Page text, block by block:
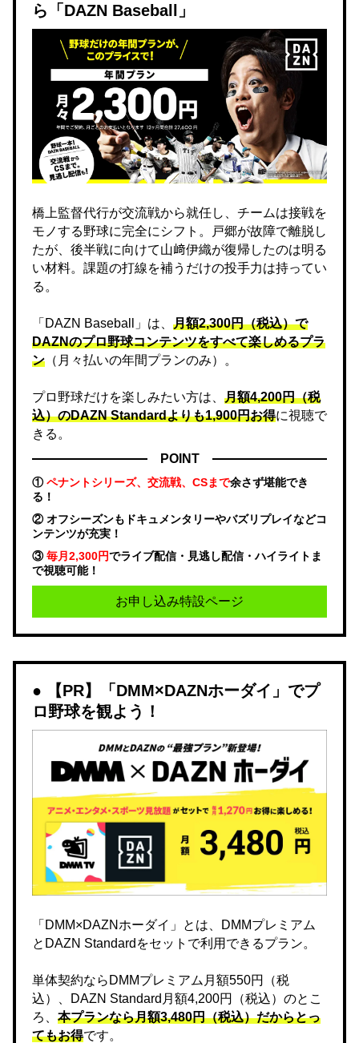
ら「DAZN Baseball」
橋上監督代行が交流戦から就任し、チームは接戦を
モノする野球に完全にシフト。戸郷が故障で離脱し
たが、後半戦に向けて山﨑伊織が復帰したのは明る
い材料。課題の打線を補うだけの投手力は持ってい
る。
「DAZN Baseball」は、 月額2,300円（税込）で
DAZNのプロ野球コンテンツをすべて楽しめるプラ
ン （月々払いの年間プランのみ）。
プロ野球だけを楽しみたい方は、 月額4,200円（税
込）のDAZN Standard​よりも1,900円お得に視聴で
きる。
POINT
①ペナントシリーズ、交流戦、CSまで余さず堪能でき
る！
② オフシーズンもドキュメンタリーやバズリプレイなどコ
ンテンツが充実！
③毎月2,300円でライブ配信・見逃し配信・ハイライトま
で視聴可能！
お申し込み特設ページ
【PR】「DMM×DAZNホーダイ」でプ
ロ野球を観よう！
「DMM×DAZNホーダイ」とは、DMMプレミアム
とDAZN Standardをセットで利用できるプラン。
単体契約ならDMMプレミアム月額550円（税
込）、DAZN Standard月額4,200円（税込）のとこ
ろ、 本プランなら月額3,480円（税込）だからとっ
てもお得です。